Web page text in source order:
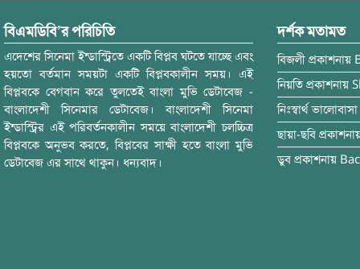
বিএমডিবি’র পরিচিতি
এদেশের সিনেমা ইন্ডাস্ট্রিতে একটি বিপ্লব ঘটতে যাচ্ছে এবং
হয়তো বর্তমান সময়টা একটি বিপ্লবকালীন সময়। এই
বিপ্লবকে বেগবান করে তুলতেই বাংলা মুভি ডেটাবেজ -
বাংলাদেশী সিনেমার ডেটাবেজ। বাংলাদেশী সিনেমা
ইন্ডাস্ট্রির এই পরিবর্তনকালীন সময়ে বাংলাদেশী চলচ্চিত্র
বিপ্লবকে অনুভব করতে, বিপ্লবের সাক্ষী হতে বাংলা মুভি
ডেটাবেজ এর সাথে থাকুন। ধন্যবাদ।
দর্শক মতামত
বিজলী প্রকাশনায়
নিয়তি প্রকাশনায়
নিঃস্বার্থ ভালোবাসা
ছায়া-ছবি
ডুব প্রকাশনায়